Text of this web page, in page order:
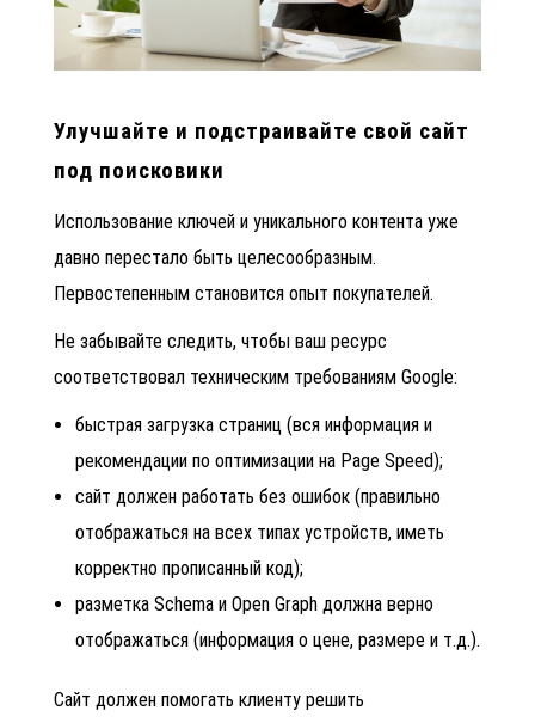
Улучшайте и подстраивайте свой сайт
под поисковики
Использование ключей и уникального контента уже
давно перестало быть целесообразным.
Первостепенным становится опыт покупателей.
Не забывайте следить, чтобы ваш ресурс
соответствовал техническим требованиям Google:
быстрая загрузка страниц (вся информация и
рекомендации по оптимизации на Page Speed);
сайт должен работать без ошибок (правильно
отображаться на всех типах устройств, иметь
корректно прописанный код);
разметка Schema и Open Graph должна верно
отображаться (информация о цене, размере и т.д.).
Сайт должен помогать клиенту решить